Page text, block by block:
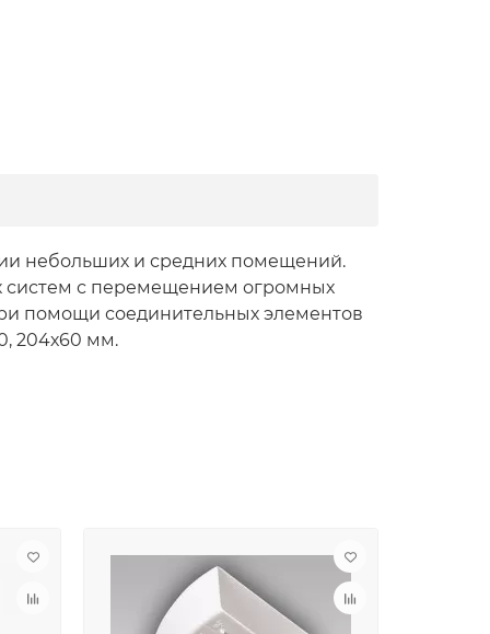
небольших и средних помещений.
систем с перемещением огромных
помощи соединительных элементов
204х60 мм.